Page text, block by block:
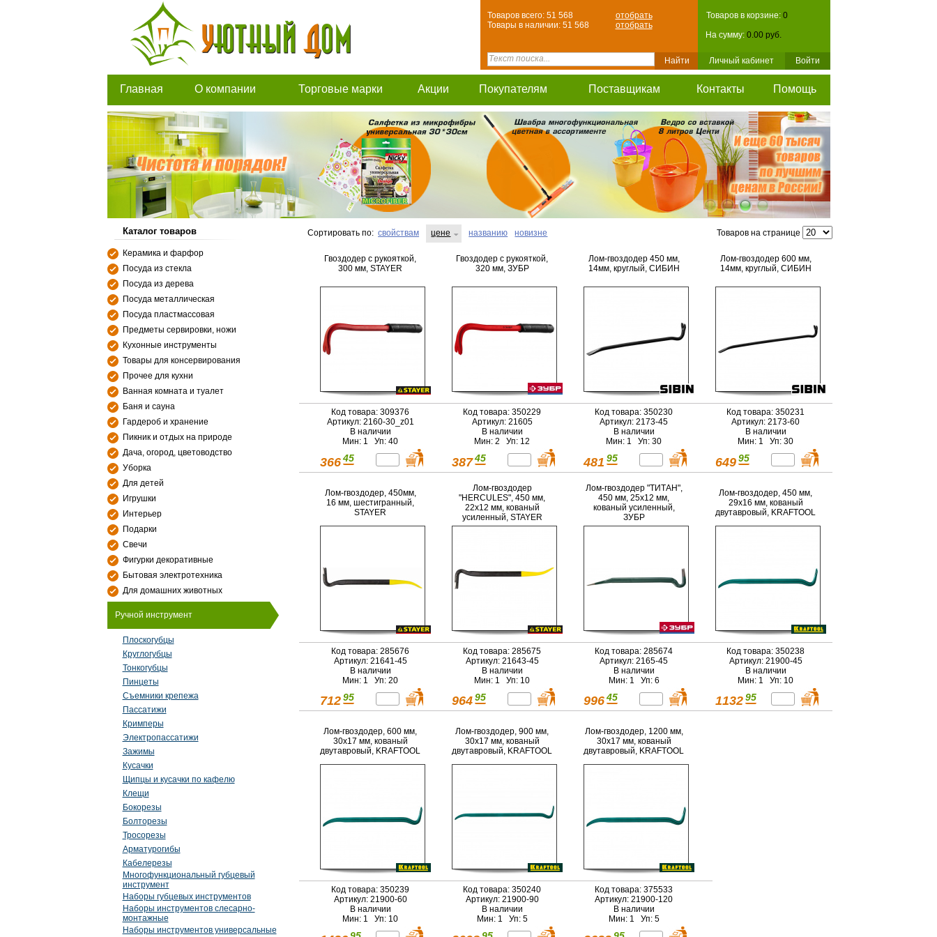
Товаров в корзине: 0
На сумму: 0.00 руб.
Личный кабинет Войти
Товаров всего: 51 568
отобрать
Товары в наличии: 51 568
отобрать
Главная О компании Торговые марки Акции Покупателям Поставщикам Контакты Помощь
Каталог товаров
Керамика и фарфор
Посуда из стекла
Посуда из дерева
Посуда металлическая
Посуда пластмассовая
Предметы сервировки, ножи
Кухонные инструменты
Товары для консервирования
Прочее для кухни
Ванная комната и туалет
Баня и сауна
Гардероб и хранение
Пикник и отдых на природе
Дача, огород, цветоводство
Уборка
Для детей
Игрушки
Интерьер
Подарки
Свечи
Фигурки декоративные
Бытовая электротехника
Для домашних животных
Ручной инструмент
Плоскогубцы
Круглогубцы
Тонкогубцы
Пинцеты
Съемники крепежа
Пассатижи
Кримперы
Электропассатижи
Зажимы
Кусачки
Щипцы и кусачки по кафелю
Клещи
Бокорезы
Болторезы
Тросорезы
Арматурогибы
Кабелерезы
Многофункциональный губцевый
инструмент
Наборы губцевых инструментов
Наборы инструментов слесарно-
монтажные
Наборы инструментов универсальные
Сортировать по: свойствам цене названию новизне Товаров на странице
Гвоздодер с рукояткой,
300 мм, STAYER
Код товара: 309376
Артикул: 2160-30_z01
В наличии
Мин: 1 Уп: 40
366 45
Гвоздодер с рукояткой,
320 мм, ЗУБР
Код товара: 350229
Артикул: 21605
В наличии
Мин: 2 Уп: 12
387 45
Лом-гвоздодер 450 мм,
14мм, круглый, СИБИН
Код товара: 350230
Артикул: 2173-45
В наличии
Мин: 1 Уп: 30
481 95
Лом-гвоздодер 600 мм,
14мм, круглый, СИБИН
Код товара: 350231
Артикул: 2173-60
В наличии
Мин: 1 Уп: 30
649 95
Лом-гвоздодер, 450мм,
16 мм, шестигранный,
STAYER
Код товара: 285676
Артикул: 21641-45
В наличии
Мин: 1 Уп: 20
712 95
Лом-гвоздодер
"HERCULES", 450 мм,
22х12 мм, кованый
усиленный, STAYER
Код товара: 285675
Артикул: 21643-45
В наличии
Мин: 1 Уп: 10
964 95
Лом-гвоздодер "ТИТАН",
450 мм, 25х12 мм,
кованый усиленный,
ЗУБР
Код товара: 285674
Артикул: 2165-45
В наличии
Мин: 1 Уп: 6
996 45
Лом-гвоздодер, 450 мм,
29х16 мм, кованый
двутавровый, KRAFTOOL
Код товара: 350238
Артикул: 21900-45
В наличии
Мин: 1 Уп: 10
1132 95
Лом-гвоздодер, 600 мм,
30х17 мм, кованый
двутавровый, KRAFTOOL
Код товара: 350239
Артикул: 21900-60
В наличии
Мин: 1 Уп: 10
Лом-гвоздодер, 900 мм,
30х17 мм, кованый
двутавровый, KRAFTOOL
Код товара: 350240
Артикул: 21900-90
В наличии
Мин: 1 Уп: 5
Лом-гвоздодер, 1200 мм,
30х17 мм, кованый
двутавровый, KRAFTOOL
Код товара: 375533
Артикул: 21900-120
В наличии
Мин: 1 Уп: 5